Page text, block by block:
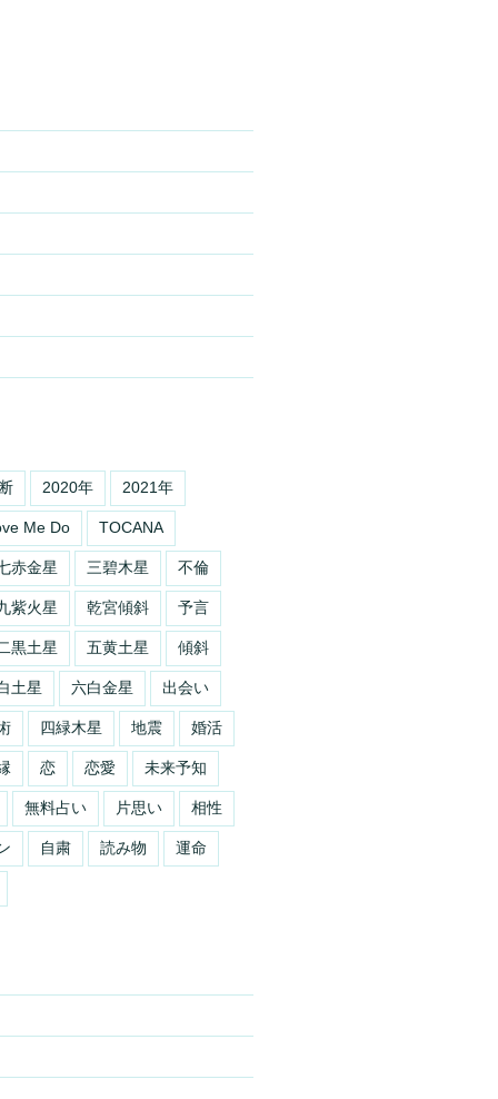
2020年 2021年
Me Do TOCANA
赤金星 三碧木星 不倫
紫火星 乾宮傾斜 予言
黒土星 五黄土星 傾斜
土星 六白金星 出会い
四緑木星 地震 婚活
恋 恋愛 未来予知
無料占い 片思い 相性
自粛 読み物 運命